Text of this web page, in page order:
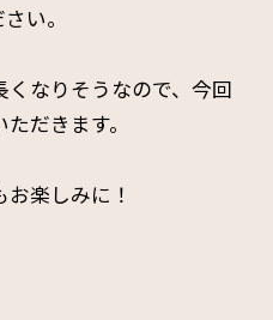
い。
なりそうなので、今回
だきます。
楽しみに！